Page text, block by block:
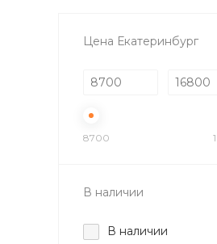
Цена Екатеринбург
8700
В наличии
В наличии